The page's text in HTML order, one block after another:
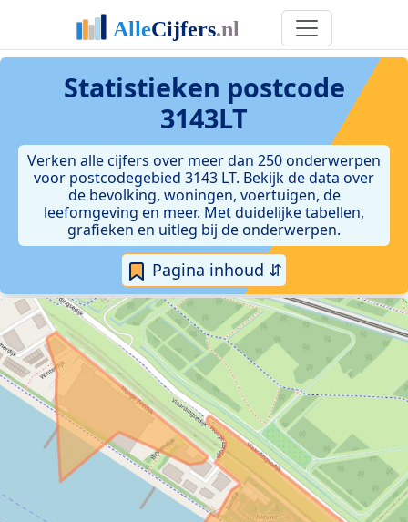
Statistieken postcode
3143LT
Verken alle cijfers over meer dan 250 onderwerpen
voor postcodegebied 3143 LT. Bekijk de data over
de bevolking, woningen, voertuigen, de
leefomgeving en meer. Met duidelijke tabellen,
grafieken en uitleg bij de onderwerpen.
Pagina inhoud ⇵